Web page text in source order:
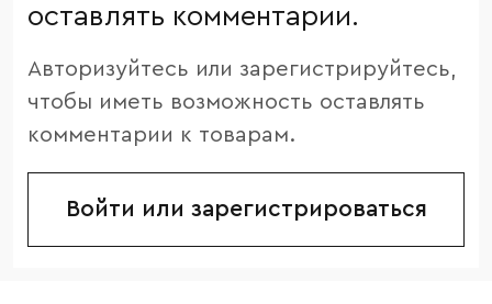
оставлять комментарии.
Авторизуйтесь или зарегистрируйтесь,
чтобы иметь возможность оставлять
комментарии к товарам.
Войти или зарегистрироваться